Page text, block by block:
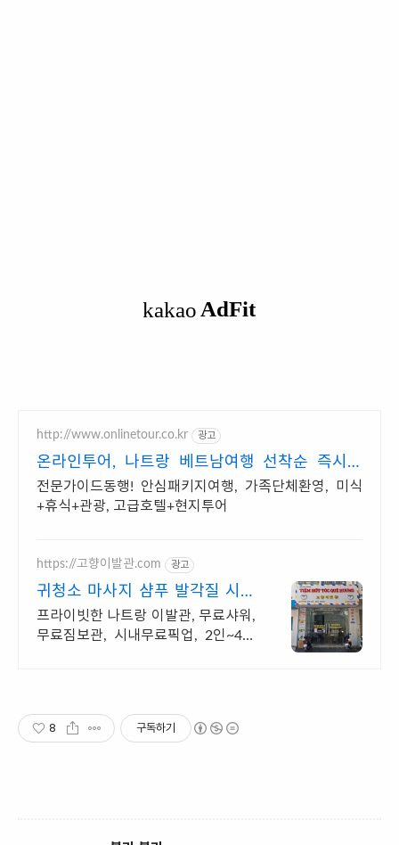
http://www.onlinetour.co.kr 광고
온라인투어, 나트랑 베트남여행 선착순 즉시할
인!
전문가이드동행! 안심패키지여행, 가족단체환영, 미식
+휴식+관광, 고급호텔+현지투어
https://고향이발관.com 광고
귀청소 마사지 샴푸 발각질 시원
하고 만족도 높은 이발관
프라이빗한 나트랑 이발관, 무료샤워,
무료짐보관, 시내무료픽업, 2인~4인
8 구독하기